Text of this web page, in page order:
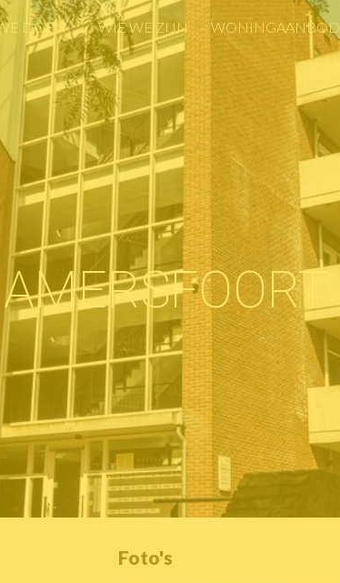
DOEN WIE WE ZIJN WONINGAANBOD
DOEN WIE WE ZIJN WONINGAANBOD
Foto's